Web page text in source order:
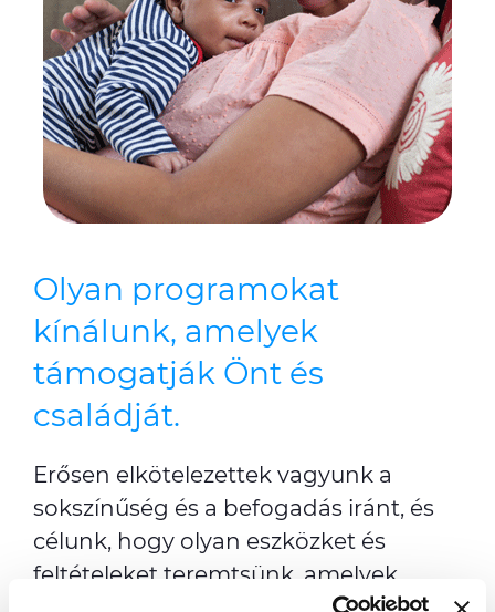
Olyan programokat
kínálunk, amelyek
támogatják Önt és
családját.
Erősen elkötelezettek vagyunk a
sokszínűség és a befogadás iránt, és
célunk, hogy olyan eszközket és
feltételeket teremtsünk, amelyek